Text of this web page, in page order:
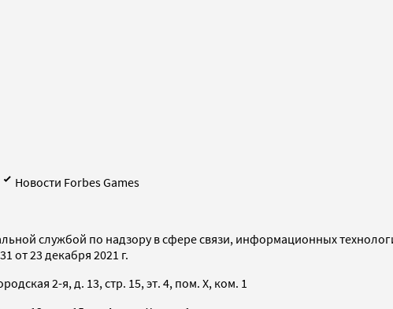
Новости Forbes Games
службой по надзору в сфере связи, информационных
от 23 декабря 2021 г.
2-я, д. 13, стр. 15, эт. 4, пом. X, ком. 1